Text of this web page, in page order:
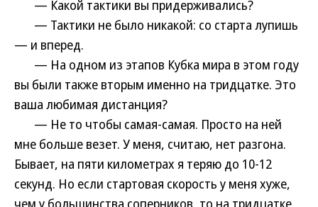
— Какой тактики вы придерживались?
— Тактики не было никакой: со старта лупишь
— и вперед.
— На одном из этапов Кубка мира в этом году
вы были также вторым именно на тридцатке. Это
ваша любимая дистанция?
— Не то чтобы самая-самая. Просто на ней
мне больше везет. У меня, считаю, нет разгона.
Бывает, на пяти километрах я теряю до 10-12
секунд. Но если стартовая скорость у меня хуже,
чем у большинства соперников, то на тридцатке